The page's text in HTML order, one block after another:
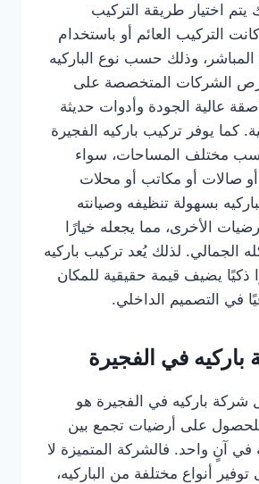
يتم اختيار طريقة التركيب
التركيب العائم أو باستخدام
المباشر، وذلك حسب نوع الباركيه
الشركات المتخصصة على
عالية الجودة وأدوات حديثة
كما يوفر تركيب باركيه الفجيرة
مختلف المساحات، سواء
صالات أو مكاتب أو محلات
بسهولة تنظيفه وصيانته
الأخرى، مما يجعله خيارًا
الجمالي. لذلك يُعد تركيب باركيه
ذكيًا يضيف قيمة حقيقية للمكان
في التصميم الداخلي.
في الفجيرة
باركيه في الفجيرة هو
للحصول على أرضيات تجمع بين
في آنٍ واحد. فالشركة المتميزة لا
أنواع مختلفة من الباركيه،